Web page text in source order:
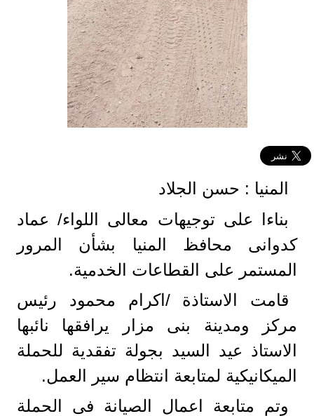
المنيا : حسن الجلاد
بناءا على توجيهات معالى اللواء/ عماد
كدوانى محافظ المنيا بشأن المرور
المستمر على القطاعات الخدمية.
قامت الاستاذة /اكرام محمود رئيس
مركز ومدينة بنى مزار يرافقها نائبها
الاستاذ عيد السيد بجولة تفقدية للحملة
الميكانيكية لمتابعة انتظام سير العمل.
وتم متابعة اعمال الصيانة فى الحملة